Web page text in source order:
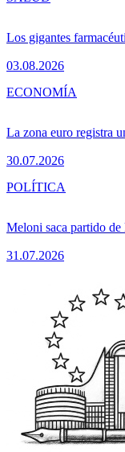
Los gigantes
03.08.2026
La zona euro registra
30.07.2026
ECONOMÍA
Meloni saca partido de
31.07.2026
POLÍTICA